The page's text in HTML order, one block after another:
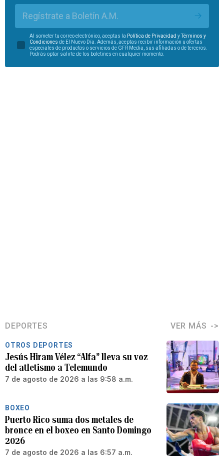
Regístrate a Boletín A.M.
Al someter tu correo electrónico, aceptas la Política de Privacidad yTérminos y
Condiciones de El Nuevo Día. Además, aceptas recibir información u ofertas
especiales de productos o servicios de GFR Media, sus afiliadas o de terceros.
Podrás optar salirte de los boletines en cualquier momento.
DEPORTES VER MÁS
OTROS DEPORTES
Jesús Hiram Vélez “Alfa” lleva su voz
del atletismo a Telemundo
7 de agosto de 2026 a las 9:58 a.m.
BOXEO
Puerto Rico suma dos metales de
bronce en el boxeo en Santo Domingo
2026
7 de agosto de 2026 a las 6:57 a.m.